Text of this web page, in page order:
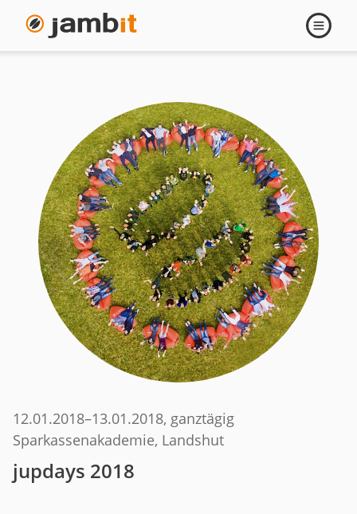
öffnen
12.01.2018–13.01.2018, ganztägig
Sparkassenakademie, Landshut
jupdays 2018